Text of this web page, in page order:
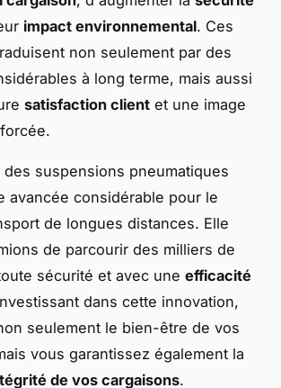
impact environnemental. Ces
non seulement par des
à long terme, mais aussi
satisfaction client et une image
des suspensions pneumatiques
avancée considérable pour le
de longues distances. Elle
de parcourir des milliers de
sécurité et avec une efficacité
dans cette innovation,
seulement le bien-être de vos
vous garantissez également la
de vos cargaisons.